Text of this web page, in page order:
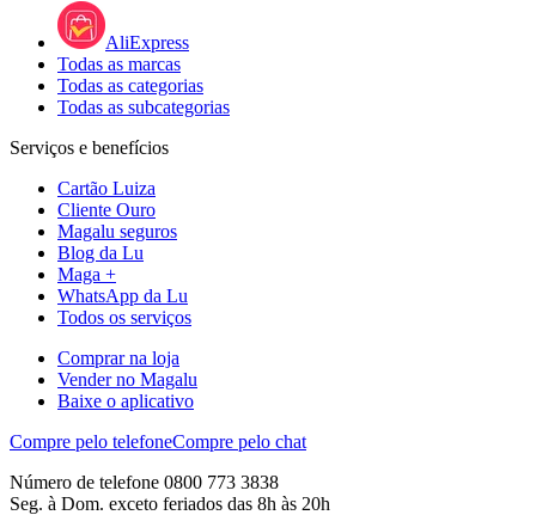
AliExpress
Todas as marcas
Todas as categorias
Todas as subcategorias
Serviços e benefícios
Cartão Luiza
Cliente Ouro
Magalu seguros
Blog da Lu
Maga +
WhatsApp da Lu
Todos os serviços
Comprar na loja
Vender no Magalu
Baixe o aplicativo
Compre pelo telefoneCompre pelo chat
Número de telefone 0800 773 3838
Seg. à Dom. exceto feriados das 8h às 20h